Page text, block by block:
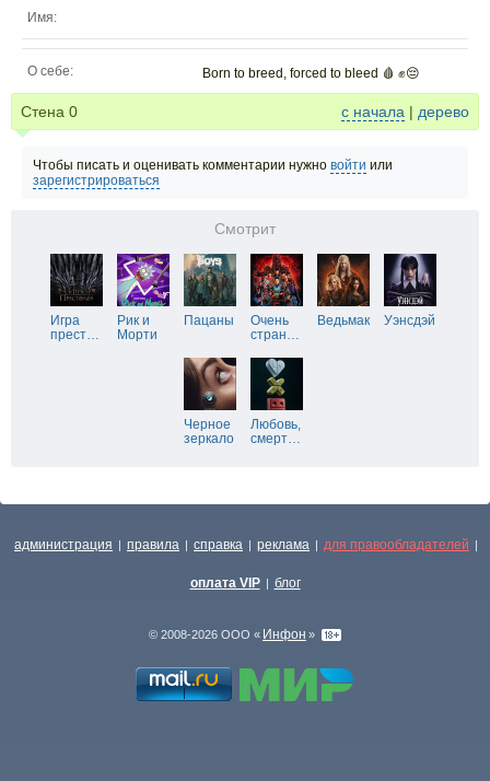
Имя:
О себе: Born to breed, forced to bleed 🩸 ✊😔
Стена 0 с начала | дерево
Чтобы писать и оценивать комментарии нужно войти или
зарегистрироваться
Смотрит
Игра
прест…
Рик и
Морти
Пацаны
Очень
стран…
Ведьмак Уэнсдэй
Черное
зеркало
Любовь,
смерт…
администрация | правила | справка | реклама | для правообладателей |
оплата VIP | блог
© 2008-2026 ООО « Инфон »